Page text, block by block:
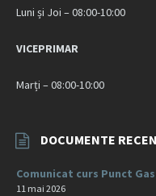
Luni și Joi – 08:00-10:00
VICEPRIMAR
Marți – 08:00-10:00
DOCUMENTE
Comunicat curs Punct
11 mai 2026